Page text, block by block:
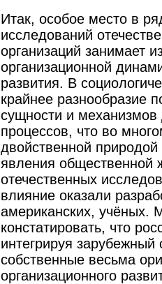
Итак, особое место в
исследований
организаций занимает
организационной
развития. В
крайнее разнообразие
сущности и механизмов
процессов, что во
двойственной природой
явления общественной
отечественных
влияние оказали
американских, учёных.
констатировать, что
интегрируя
собственные весьма
организационного